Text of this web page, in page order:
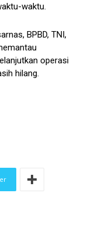
waktu.
BPBD, TNI,
operasi
hilang.